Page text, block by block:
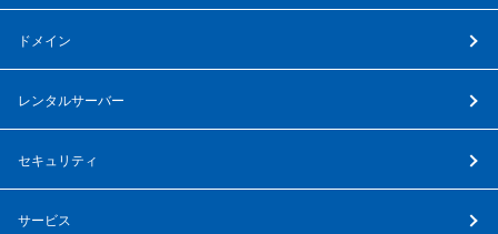
ドメイン
レンタルサーバー
セキュリティ
サービス